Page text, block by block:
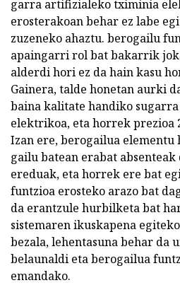
garra artifizialeko tximinia
erosterakoan behar ez labe
zuzeneko ahaztu. berogailu
apaingarri rol bat bakarrik
alderdi hori ez da hain kasu
Gainera, talde honetan aurki
baina kalitate handiko
elektrikoa, eta horrek prezioa
Izan ere, berogailua
gailu batean erabat
ereduak, eta horrek ere bat
funtzioa erosteko arazo bat
da erantzule hurbilketa bat
sistemaren ikuskapena
bezala, lehentasuna behar da
belaunaldi eta berogailua
emandako.